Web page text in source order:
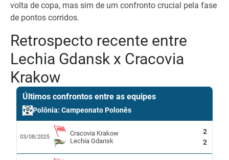
volta de copa, mas sim de um confronto crucial pela fase
de pontos corridos.
Retrospecto recente entre
Lechia Gdansk x Cracovia
Krakow
Últimos confrontos entre as equipes
Polônia: Campeonato Polonês
03/08/2025
Cracovia Krakow
Lechia Gdansk
2
2